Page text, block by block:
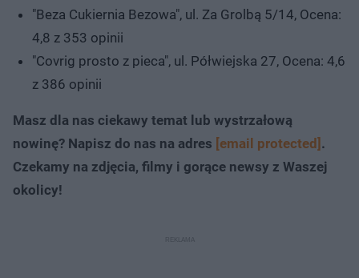
"Beza Cukiernia Bezowa", ul. Za Grolbą 5/14, Ocena:
4,8 z 353 opinii
"Covrig prosto z pieca", ul. Półwiejska 27, Ocena: 4,6
z 386 opinii
Masz dla nas ciekawy temat lub wystrzałową
nowinę? Napisz do nas na adres [email protected] .
Czekamy na zdjęcia, filmy i gorące newsy z Waszej
okolicy!